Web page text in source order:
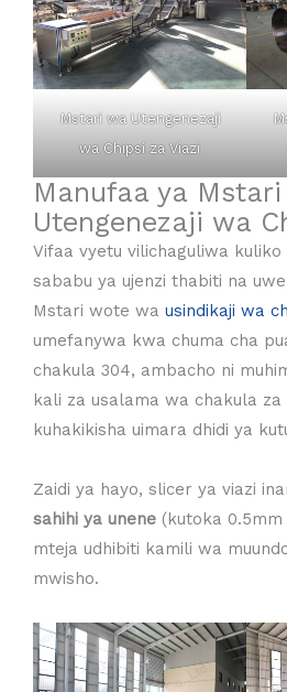
Mstari wa Utengenezaji
wa Chipsi za Viazi
Manufaa ya
Utengenezaji wa
Vifaa vyetu vilichaguliwa
sababu ya ujenzi thabiti na
Mstari wote wa usindikaji wa
umefanywa kwa chuma cha
chakula 304, ambacho ni
kali za usalama wa chakula za
kuhakikisha uimara dhidi ya
Zaidi ya hayo, slicer ya viazi
sahihi ya unene (kutoka 0.5mm
mteja udhibiti kamili wa
mwisho.